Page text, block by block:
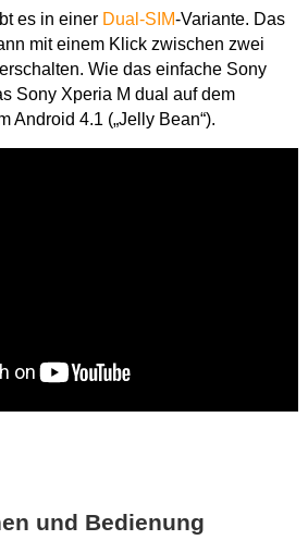
es in einer Dual-SIM-Variante. Das
mit einem Klick zwischen zwei
Wie das einfache Sony
Sony Xperia M dual auf dem
Android 4.1 („Jelly Bean“).
und Bedienung